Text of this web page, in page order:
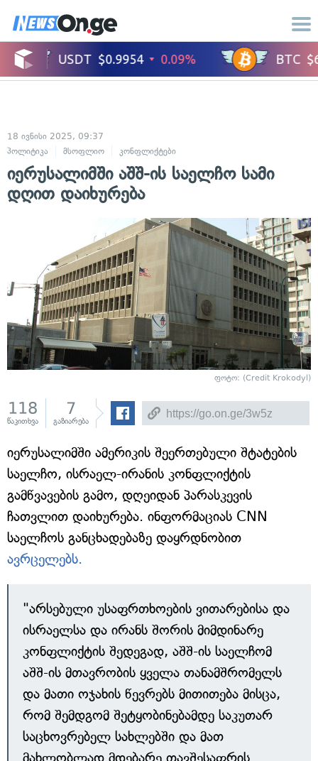
18 ივნისი 2025, 09:37
პოლიტიკა
მსოფლიო კონფლიქტები
იერუსალიმში აშშ-ის საელჩო სამი
დღით დაიხურება
ფოტო: (Credit Krokodyl)
118
წაკითხვა
7
გაზიარება
იერუსალიმში ამერიკის შეერთებული შტატების
საელჩო, ისრაელ-ირანის კონფლიქტის
გამწვავების გამო, დღეიდან პარასკევის
ჩათვლით დაიხურება. ინფორმაციას CNN
საელჩოს განცხადებაზე დაყრდნობით
ავრცელებს.
"არსებული უსაფრთხოების ვითარებისა და
ისრაელსა და ირანს შორის მიმდინარე
კონფლიქტის შედეგად, აშშ-ის საელჩომ
აშშ-ის მთავრობის ყველა თანამშრომელს
და მათი ოჯახის წევრებს მითითება მისცა,
რომ შემდგომ შეტყობინებამდე საკუთარ
საცხოვრებელ სახლებში და მათ